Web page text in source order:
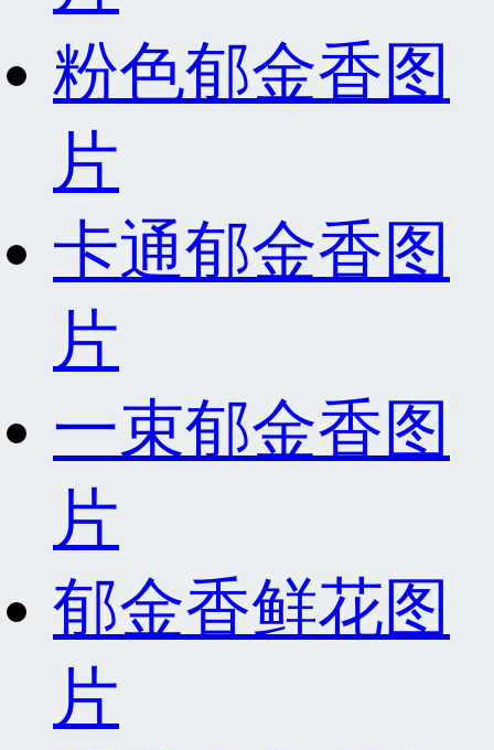
粉色郁金香图
片
卡通郁金香图
片
一束郁金香图
片
郁金香鲜花图
片